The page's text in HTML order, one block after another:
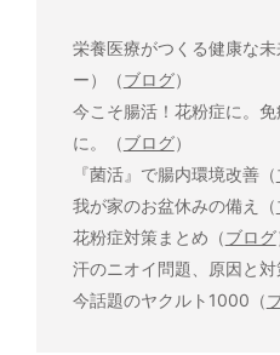
栄養医療がつくる健康な
ー）（ブログ）
今こそ腸活！花粉症に。
に。（ブログ）
『菌活』で腸内環境改善（
我が家のお盆休みの備え（
花粉症対策まとめ（ブログ
汗のニオイ問題、原因と対
今話題のヤクルト1000（